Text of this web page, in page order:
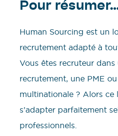
Pour
Human Sourcing est un
recrutement adapté à
Vous êtes recruteur
recrutement, une PME
multinationale ? Alors ce
s’adapter parfaitement
professionnels.